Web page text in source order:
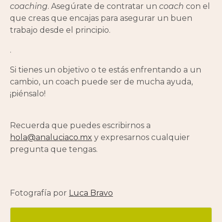
coaching. Asegúrate de contratar un coach con el
que creas que encajas para asegurar un buen
trabajo desde el principio.
.
Si tienes un objetivo o te estás enfrentando a un
cambio, un coach puede ser de mucha ayuda,
¡piénsalo!
Recuerda que puedes escribirnos a
hola@analuciaco.mx y expresarnos cualquier
pregunta que tengas.
Fotografía por Luca Bravo